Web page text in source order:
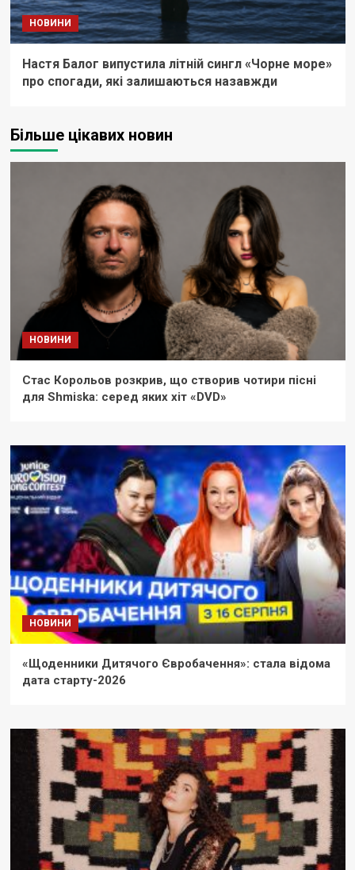
НОВИНИ
Настя Балог випустила літній сингл «Чорне море»
про спогади, які залишаються назавжди
Більше цікавих новин
НОВИНИ
Стас Корольов розкрив, що створив чотири пісні
для Shmiska: серед яких хіт «DVD»
НОВИНИ
«Щоденники Дитячого Євробачення»: стала відома
дата старту-2026